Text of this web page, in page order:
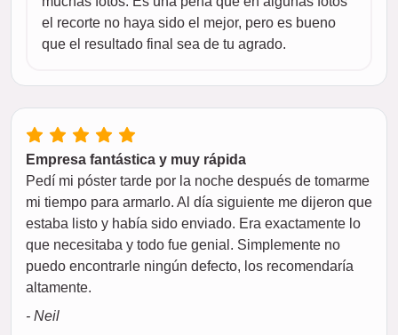
el recorte no haya sido el mejor, pero es bueno
que el resultado final sea de tu agrado.
Empresa fantástica y muy rápida
Pedí mi póster tarde por la noche después de tomarme
mi tiempo para armarlo. Al día siguiente me dijeron que
estaba listo y había sido enviado. Era exactamente lo
que necesitaba y todo fue genial. Simplemente no
puedo encontrarle ningún defecto, los recomendaría
altamente.
- Neil